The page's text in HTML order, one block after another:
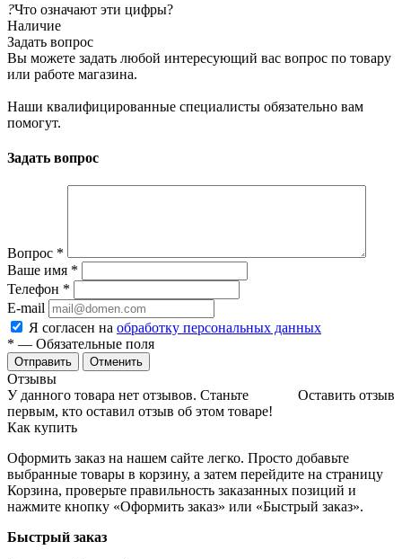
?Что означают эти цифры?
Наличие
Задать вопрос
Вы можете задать любой интересующий вас вопрос по товару
или работе магазина.
Наши квалифицированные специалисты обязательно вам
помогут.
Задать вопрос
Вопрос *
Ваше имя *
Телефон *
E-mail
Я согласен на обработку персональных данных
* — Обязательные поля
Отменить
Отзывы
Оставить отзыв
У данного товара нет отзывов. Станьте
первым, кто оставил отзыв об этом товаре!
Как купить
Оформить заказ на нашем сайте легко. Просто добавьте
выбранные товары в корзину, а затем перейдите на страницу
Корзина, проверьте правильность заказанных позиций и
нажмите кнопку «Оформить заказ» или «Быстрый заказ».
Быстрый заказ